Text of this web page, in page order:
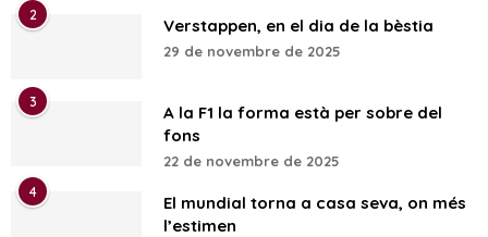
2
Verstappen, en el dia de la bèstia
29 de novembre de 2025
3
A la F1 la forma està per sobre del
fons
22 de novembre de 2025
4
El mundial torna a casa seva, on més
l’estimen